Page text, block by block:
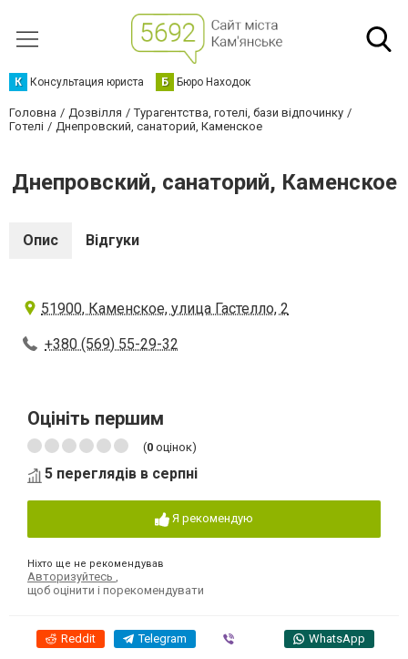
К Консультация юриста Б Бюро Находок
Головна Дозвілля
Турагентства, готелі, бази відпочинку
Готелі
Днепровский, санаторий, Каменское
Днепровский, санаторий, Каменское
Опис Відгуки
51900, Каменское, улица Гастелло, 2
+380 (569) 55-29-32
Оцініть першим
(0 оцінок)
5 переглядів в серпні
Я рекомендую
Ніхто ще не рекомендував
Авторизуйтесь
щоб оцінити і порекомендувати
Reddit Telegram WhatsApp